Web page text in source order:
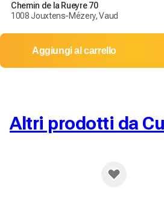
Chemin de la Rueyre 70
1008 Jouxtens-Mézery, Vaud
Aggiungi al carrello
Altri prodotti da